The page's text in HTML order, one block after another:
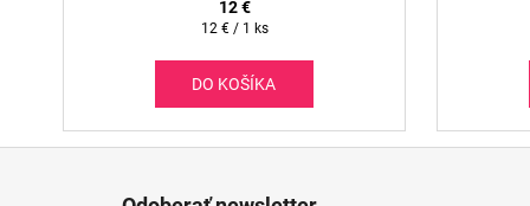
12 €
Jednotková
12 € / 1 ks
DO KOŠÍKA